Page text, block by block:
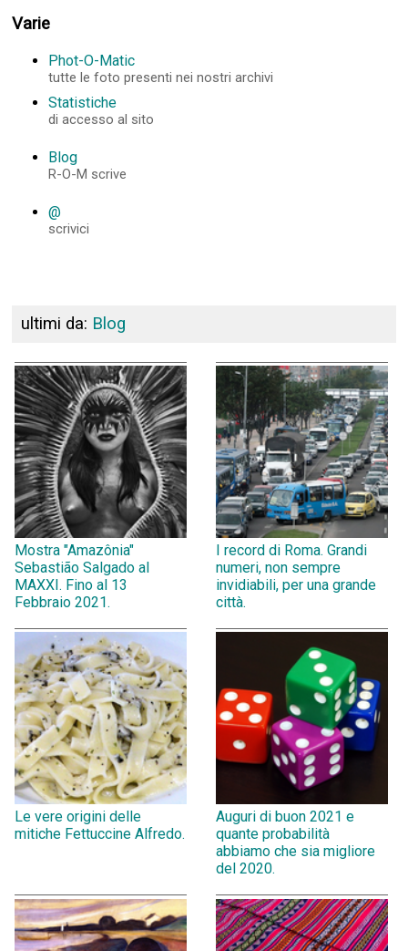
Varie
Phot-O-Matic
tutte le foto presenti nei nostri archivi
Statistiche
di accesso al sito
Blog
R-O-M scrive
@
scrivici
ultimi da: Blog
Mostra "Amazônia"
Sebastião Salgado al
MAXXI. Fino al 13
Febbraio 2021.
I record di Roma. Grandi
numeri, non sempre
invidiabili, per una grande
città.
Le vere origini delle
mitiche Fettuccine Alfredo.
Auguri di buon 2021 e
quante probabilità
abbiamo che sia migliore
del 2020.